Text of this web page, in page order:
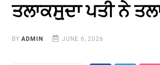
ਤਲਾਕਸੁ਼ਦਾ ਪਤੀ ਨੇ
BYADMIN JUNE 6, 2026